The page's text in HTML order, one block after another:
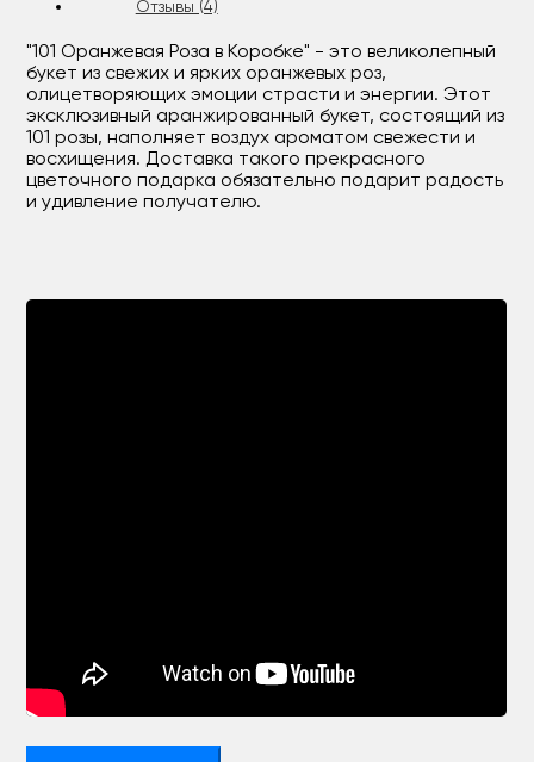
Отзывы (4)
"101 Оранжевая Роза в Коробке" - это великолепный
букет из свежих и ярких оранжевых роз,
олицетворяющих эмоции страсти и энергии. Этот
эксклюзивный аранжированный букет, состоящий из
101 розы, наполняет воздух ароматом свежести и
восхищения. Доставка такого прекрасного
цветочного подарка обязательно подарит радость
и удивление получателю.